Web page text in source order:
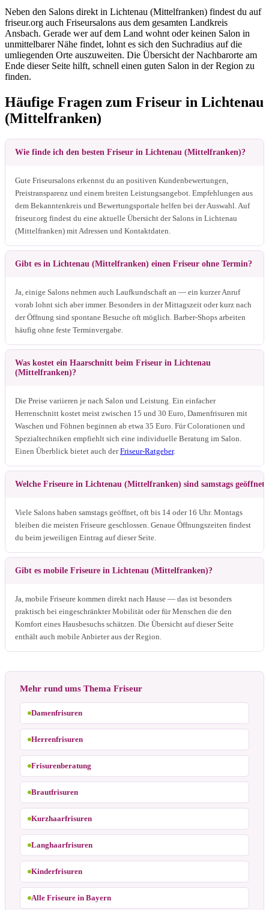
Neben den Salons direkt in Lichtenau (Mittelfranken) findest du auf
friseur.org auch Friseursalons aus dem gesamten Landkreis
Ansbach. Gerade wer auf dem Land wohnt oder keinen Salon in
unmittelbarer Nähe findet, lohnt es sich den Suchradius auf die
umliegenden Orte auszuweiten. Die Übersicht der Nachbarorte am
Ende dieser Seite hilft, schnell einen guten Salon in der Region zu
finden.
Häufige Fragen zum Friseur in Lichtenau
(Mittelfranken)
Wie finde ich den besten Friseur in Lichtenau (Mittelfranken)?
Gute Friseursalons erkennst du an positiven Kundenbewertungen,
Preistransparenz und einem breiten Leistungsangebot. Empfehlungen aus
dem Bekanntenkreis und Bewertungsportale helfen bei der Auswahl. Auf
friseur.org findest du eine aktuelle Übersicht der Salons in Lichtenau
(Mittelfranken) mit Adressen und Kontaktdaten.
Gibt es in Lichtenau (Mittelfranken) einen Friseur ohne Termin?
Ja, einige Salons nehmen auch Laufkundschaft an — ein kurzer Anruf
vorab lohnt sich aber immer. Besonders in der Mittagszeit oder kurz nach
der Öffnung sind spontane Besuche oft möglich. Barber-Shops arbeiten
häufig ohne feste Terminvergabe.
Was kostet ein Haarschnitt beim Friseur in Lichtenau
(Mittelfranken)?
Die Preise variieren je nach Salon und Leistung. Ein einfacher
Herrenschnitt kostet meist zwischen 15 und 30 Euro, Damenfrisuren mit
Waschen und Föhnen beginnen ab etwa 35 Euro. Für Colorationen und
Spezialtechniken empfiehlt sich eine individuelle Beratung im Salon.
Einen Überblick bietet auch derFriseur-Ratgeber.
Welche Friseure in Lichtenau (Mittelfranken) sind samstags geöffnet?
Viele Salons haben samstags geöffnet, oft bis 14 oder 16 Uhr. Montags
bleiben die meisten Friseure geschlossen. Genaue Öffnungszeiten findest
du beim jeweiligen Eintrag auf dieser Seite.
Gibt es mobile Friseure in Lichtenau (Mittelfranken)?
Ja, mobile Friseure kommen direkt nach Hause — das ist besonders
praktisch bei eingeschränkter Mobilität oder für Menschen die den
Komfort eines Hausbesuchs schätzen. Die Übersicht auf dieser Seite
enthält auch mobile Anbieter aus der Region.
Mehr rund ums Thema Friseur
Damenfrisuren
Herrenfrisuren
Frisurenberatung
Brautfrisuren
Kurzhaarfrisuren
Langhaarfrisuren
Kinderfrisuren
Alle Friseure in Bayern